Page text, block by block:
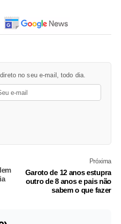
direto no seu e-mail, todo dia.
Próxima
Garoto de 12 anos estupra
outro de 8 anos e pais não
sabem o que fazer